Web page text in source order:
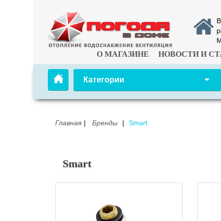
О МАГАЗИНЕ НОВОСТИ И
Категории
Главная Бренды Smart
Smart